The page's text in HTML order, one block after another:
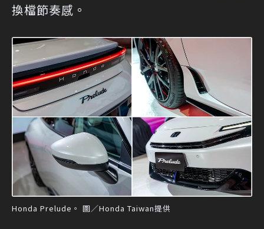
換檔節奏感。
Honda Prelude。 圖／Honda Taiwan提供